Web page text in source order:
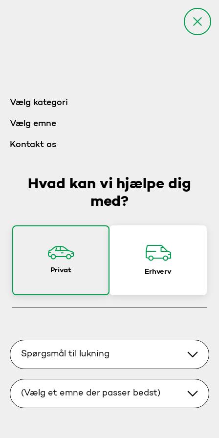
Vælg kategori
Vælg emne
Kontakt os
Hvad kan vi hjælpe dig
med?
Privat Erhverv
Spørgsmål til lukning
(Vælg et emne der passer bedst)